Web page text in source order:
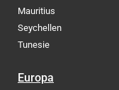
Mauritius
Seychellen
Tunesie
Europa